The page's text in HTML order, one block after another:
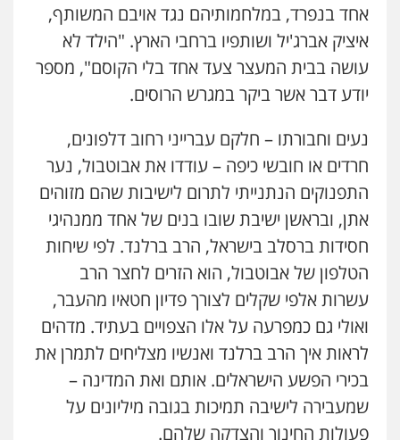
אחד בנפרד, במלחמותיהם נגד אויבם המשותף,
איציק אברג'יל ושותפיו ברחבי הארץ. "הילד לא
עושה בבית המעצר צעד אחד בלי הקוסם", מספר
יודע דבר אשר ביקר במגרש הרוסים.
נעים וחבורתו – חלקם עברייני רחוב דלפונים,
חרדים או חובשי כיפה – עודדו את אבוטבול, נער
התפנוקים הנתנייתי לתרום לישיבות שהם מזוהים
אתן, ובראשן ישיבת שובו בנים של אחד ממנהיגי
חסידות ברסלב בישראל, הרב ברלנד. לפי שיחות
הטלפון של אבוטבול, הוא הזרים לחצר הרב
עשרות אלפי שקלים לצורך פדיון חטאיו מהעבר,
ואולי גם כמפרעה על אלו הצפויים בעתיד. מדהים
לראות איך הרב ברלנד ואנשיו מצליחים לתמרן את
בכירי הפשע הישראלים. אותם ואת המדינה –
שמעבירה לישיבה תמיכות בגובה מיליונים על
פעולות החינוך והצדקה שלהם.